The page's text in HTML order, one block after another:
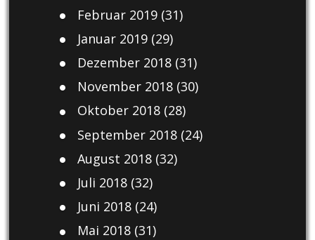
Februar 2019(31)
Januar 2019(29)
Dezember 2018(31)
November 2018(30)
Oktober 2018(28)
September 2018(24)
August 2018(32)
Juli 2018(32)
Juni 2018(24)
Mai 2018(31)